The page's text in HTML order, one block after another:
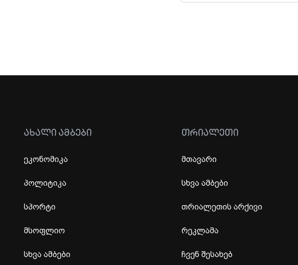
ᲐᲮᲐᲚᲘ ᲐᲛᲑᲔᲑᲘ
ეკონომიკა
პოლიტიკა
სპორტი
მსოფლიო
სხვა ამბები
ᲗᲠᲘᲐᲚᲔᲗᲘ
მთავარი
სხვა ამბები
თრიალეთის არქივი
რეკლამა
ჩვენ შესახებ